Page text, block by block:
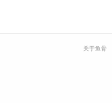
关于鱼骨